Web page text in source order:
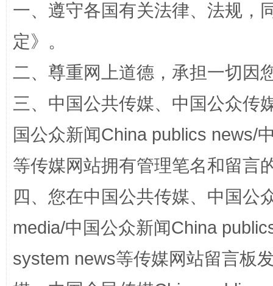
扯下公款旅游的“隐身衣” 如何以
一、遵守各国有关法律、法规，
定》。
二、尊重网上道德，承担一切因
三、中国公共传媒、中国公众传
国公众新闻China publics news/
等传媒网站拥有管理笔名和留言
四、您在中国公共传媒、中国公
media/中国公众新闻China
system news等传媒网站留言板